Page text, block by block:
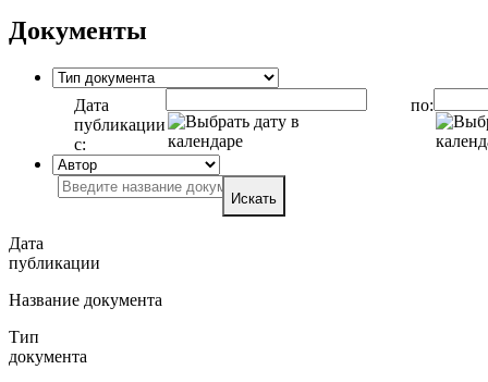
Документы
Дата
публикации
с:
по:
Искать
Дата
публикации
Название документа
Тип
документа